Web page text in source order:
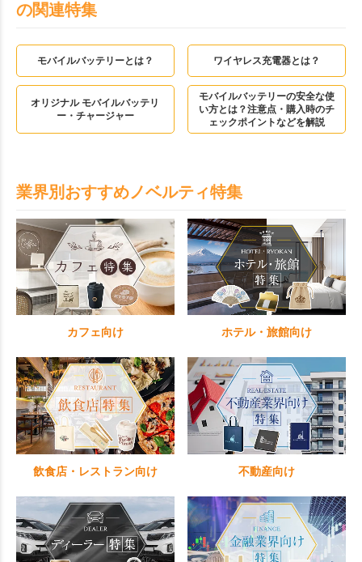
の関連特集
モバイルバッテリーとは？ ワイヤレス充電器とは？
オリジナル モバイルバッテリ
ー・チャージャー
モバイルバッテリーの安全な使
い方とは？注意点・購入時のチ
ェックポイントなどを解説
業界別おすすめノベルティ特集
カフェ向け ホテル・旅館向け
飲食店・レストラン向け 不動産向け